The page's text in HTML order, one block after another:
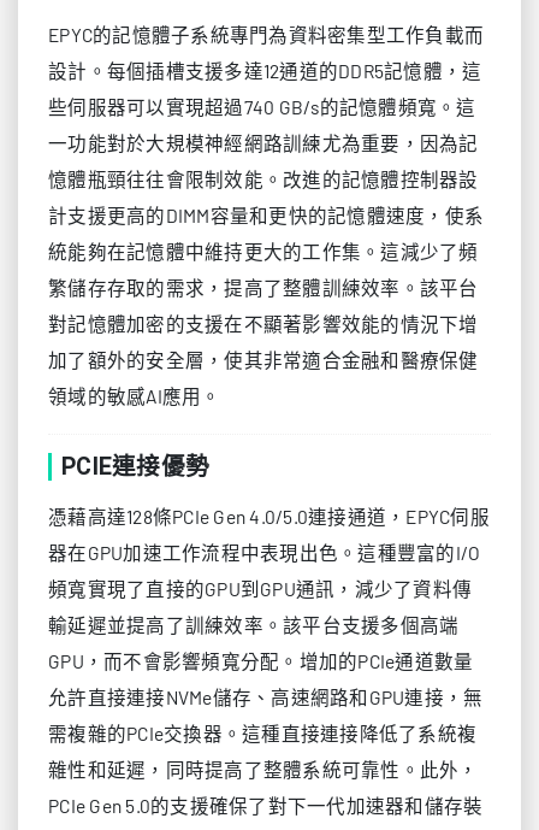
EPYC的記憶體子系統專門為資料密集型工作負載而
設計。每個插槽支援多達12通道的DDR5記憶體，這
些伺服器可以實現超過740 GB/s的記憶體頻寬。這
一功能對於大規模神經網路訓練尤為重要，因為記
憶體瓶頸往往會限制效能。改進的記憶體控制器設
計支援更高的DIMM容量和更快的記憶體速度，使系
統能夠在記憶體中維持更大的工作集。這減少了頻
繁儲存存取的需求，提高了整體訓練效率。該平台
對記憶體加密的支援在不顯著影響效能的情況下增
加了額外的安全層，使其非常適合金融和醫療保健
領域的敏感AI應用。
PCIE連接優勢
憑藉高達128條PCIe Gen 4.0/5.0連接通道，EPYC伺服
器在GPU加速工作流程中表現出色。這種豐富的I/O
頻寬實現了直接的GPU到GPU通訊，減少了資料傳
輸延遲並提高了訓練效率。該平台支援多個高端
GPU，而不會影響頻寬分配。增加的PCIe通道數量
允許直接連接NVMe儲存、高速網路和GPU連接，無
需複雜的PCIe交換器。這種直接連接降低了系統複
雜性和延遲，同時提高了整體系統可靠性。此外，
PCIe Gen 5.0的支援確保了對下一代加速器和儲存裝